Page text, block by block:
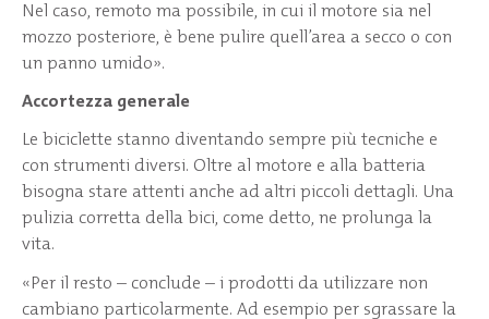
Nel caso, remoto ma possibile, in cui il motore sia nel
mozzo posteriore, è bene pulire quell’area a secco o con
un panno umido».
Accortezza generale
Le biciclette stanno diventando sempre più tecniche e
con strumenti diversi. Oltre al motore e alla batteria
bisogna stare attenti anche ad altri piccoli dettagli. Una
pulizia corretta della bici, come detto, ne prolunga la
vita.
«Per il resto – conclude – i prodotti da utilizzare non
cambiano particolarmente. Ad esempio per sgrassare la